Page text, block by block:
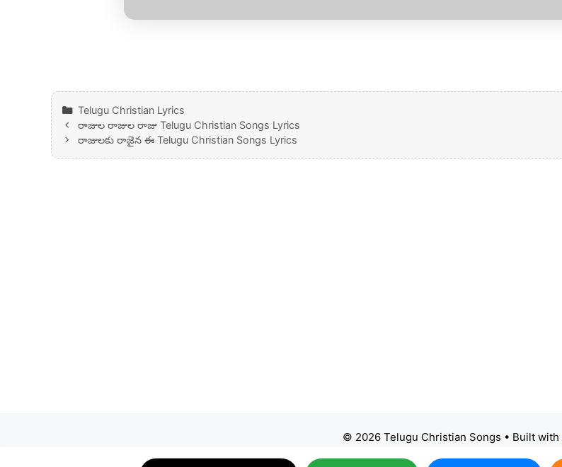
Categories
Telugu Christian Lyrics
రాజుల రాజుల రాజు Telugu Christian Songs Lyrics
రాజులకు రాజైన ఈ Telugu Christian Songs Lyrics
© 2026 Telugu Christian Songs • Built with